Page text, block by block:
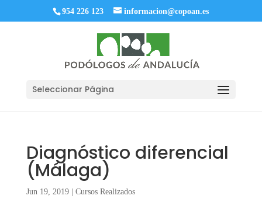
954 226 123 informacion@copoan.es
Seleccionar Página
Diagnóstico diferencial
(Málaga)
Jun 19, 2019| Cursos Realizados